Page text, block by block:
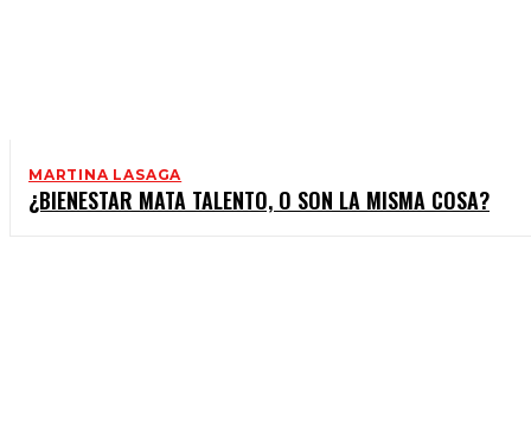
MARTINA LASAGA
¿BIENESTAR MATA TALENTO, O SON LA MISMA COSA?